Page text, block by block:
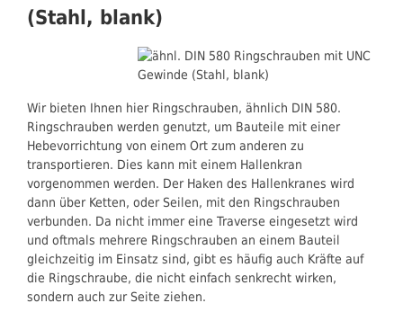
(Stahl, blank)
Wir bieten Ihnen hier Ringschrauben, ähnlich DIN 580.
Ringschrauben werden genutzt, um Bauteile mit einer
Hebevorrichtung von einem Ort zum anderen zu
transportieren. Dies kann mit einem Hallenkran
vorgenommen werden. Der Haken des Hallenkranes wird
dann über Ketten, oder Seilen, mit den Ringschrauben
verbunden. Da nicht immer eine Traverse eingesetzt wird
und oftmals mehrere Ringschrauben an einem Bauteil
gleichzeitig im Einsatz sind, gibt es häufig auch Kräfte auf
die Ringschraube, die nicht einfach senkrecht wirken,
sondern auch zur Seite ziehen.